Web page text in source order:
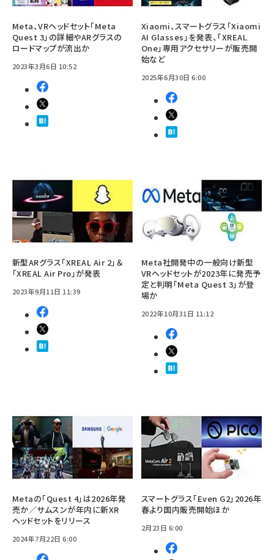
Meta、VRヘッドセット「Meta
Quest 3」の詳細やARグラスの
ロードマップが流出か
2023年3月6日 10:52
Xiaomi、スマートグラス「Xiaomi
AI Glasses」を発表、「XREAL
One」専用アクセサリーが販売開
始など
2025年6月30日 6:00
新型ARグラス「XREAL Air 2」＆
「XREAL Air Pro」が発表
2023年9月11日 11:39
Meta社開発中の一般向け新型
VRヘッドセットが2023年に発売予
定と判明「Meta Quest 3」が登
場か
2022年10月31日 11:12
Metaの「Quest 4」は2026年発
売か／サムスンが年内に新XR
ヘッドセットをリリース
2024年7月22日 6:00
スマートグラス「Even G2」2026年
春より国内販売開始ほか
2月23日 6:00